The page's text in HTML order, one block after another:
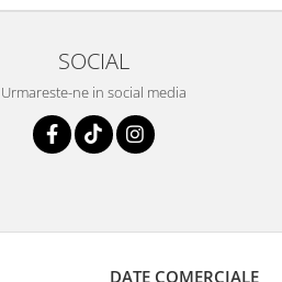
SOCIAL
Urmareste-ne in social media
DATE COMERCIALE